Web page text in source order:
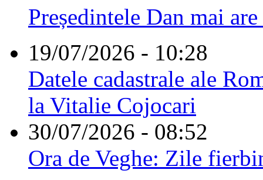
Președintele Dan mai
19/07/2026 - 10:28
Datele cadastrale ale
la Vitalie Cojocari
30/07/2026 - 08:52
Ora de Veghe: Zile